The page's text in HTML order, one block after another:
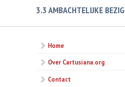
3.3 AMBACHTELIJKE
Home
Over Cartusiana.org
Contact